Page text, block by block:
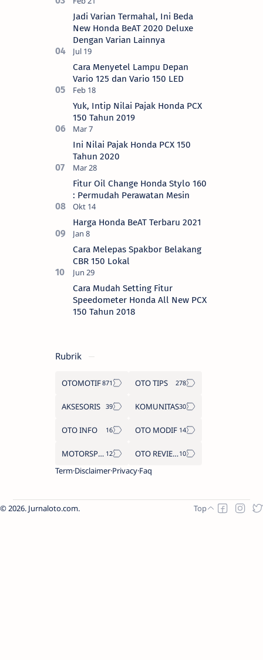
Jadi Varian Termahal, Ini Beda
New Honda BeAT 2020 Deluxe
Dengan Varian Lainnya
Cara Menyetel Lampu Depan
Vario 125 dan Vario 150 LED
Yuk, Intip Nilai Pajak Honda PCX
150 Tahun 2019
Ini Nilai Pajak Honda PCX 150
Tahun 2020
Fitur Oil Change Honda Stylo 160
: Permudah Perawatan Mesin
Harga Honda BeAT Terbaru 2021
Cara Melepas Spakbor Belakang
CBR 150 Lokal
Cara Mudah Setting Fitur
Speedometer Honda All New PCX
150 Tahun 2018
Rubrik
OTOMOTIF OTO TIPS
AKSESORIS KOMUNITAS
OTO INFO OTO MODIF
MOTORSPORT
OTO REVIEW
Term Disclaimer Privacy Faq
2026. Jurnaloto.com.